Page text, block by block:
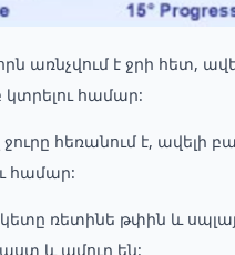
առնչվում է ջրի հետ,
կտրելու համար:
հեռանում է, ավելի
համար:
ռետինե թփին և
և ամուր են: